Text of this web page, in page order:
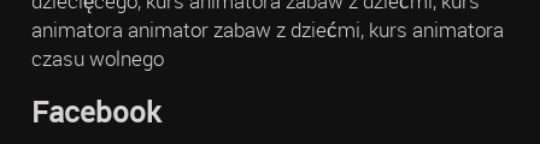
animatora animator zabaw z dziećmi, kurs animatora
czasu wolnego
Facebook